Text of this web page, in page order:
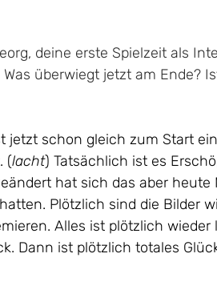
deine erste Spielzeit als
überwiegt jetzt am Ende?
jetzt schon gleich zum Start
(lacht) Tatsächlich ist es
hat sich das aber
hatten. Plötzlich sind die Bilder
Alles ist plötzlich
Dann ist plötzlich totales